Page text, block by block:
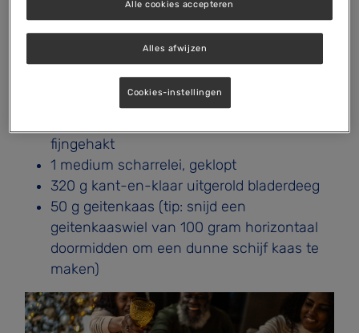
donut)
Plantaardige olie
10 g geblancheerde hazelnoten
1 teentje zwarte knoflook, fijngestampt
fijngehakt
1 medium scharrelei, geklopt
320 g kant-en-klaar uitgerold bladerdeeg
50 g geitenkaas (tip: snijd een
geitenkaaswiel van 100 gram horizontaal
doormidden om een dunne schijf kaas te
maken)
Alles afwijzen
Alle cookies accepteren
Cookies-instellingen